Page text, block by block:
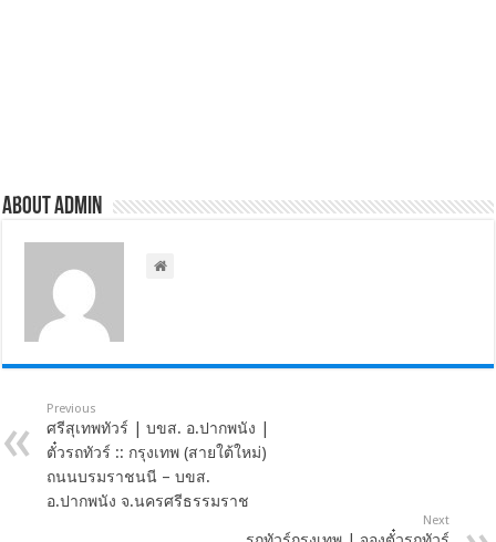
About admin
Previous
ศรีสุเทพทัวร์ | บขส. อ.ปากพนัง |
ตั๋วรถทัวร์ :: กรุงเทพ (สายใต้ใหม่)
ถนนบรมราชนนี – บขส.
อ.ปากพนัง จ.นครศรีธรรมราช
Next